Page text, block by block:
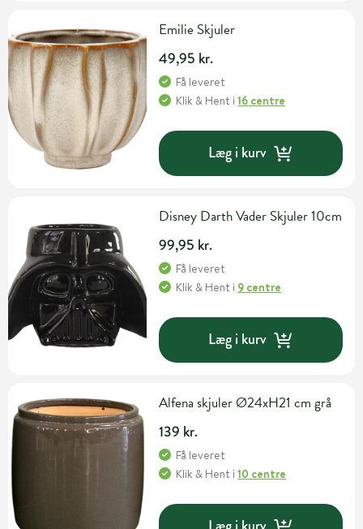
Emilie Skjuler
49,95 kr.
Få leveret
Klik & Hent i16 centre
Læg i kurv
Disney Darth Vader Skjuler 10cm
99,95 kr.
Få leveret
Klik & Hent i 9 centre
Læg i kurv
Alfena skjuler Ø24xH21 cm grå
139 kr.
Få leveret
Klik & Hent i10 centre